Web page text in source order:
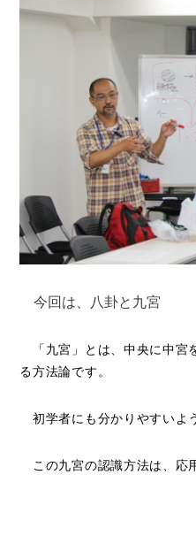
今回は、八卦と九宮
「九宮」とは、中央に中宮
る方法論です。
初学者にも分かりやすいよ
この九宮の認識方法は、応